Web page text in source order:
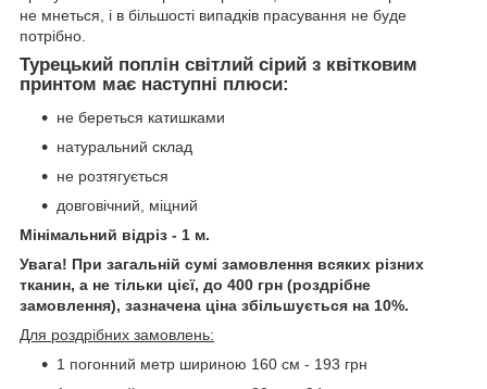
не мнеться, і в більшості випадків прасування не буде
потрібно.
Турецький поплін світлий сірий з квітковим
принтом має наступні плюси:
не береться катишками
натуральний склад
не розтягується
довговічний, міцний
Мінімальний відріз - 1 м.
Увага! При загальній сумі замовлення всяких різних
тканин, а не тільки цієї, до 400 грн (роздрібне
замовлення), зазначена ціна збільшується на 10%.
Для роздрібних замовлень:
1 погонний метр шириною 160 см - 193 грн